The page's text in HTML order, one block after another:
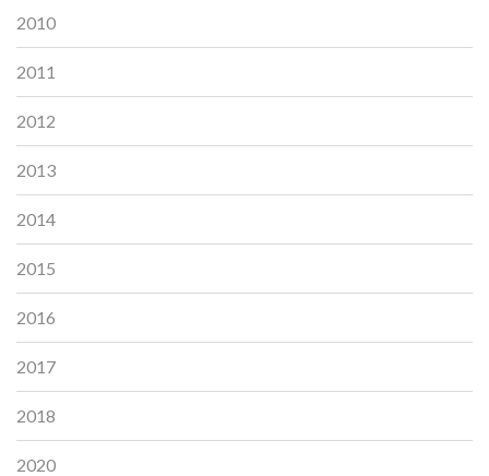
2010
2011
2012
2013
2014
2015
2016
2017
2018
2020